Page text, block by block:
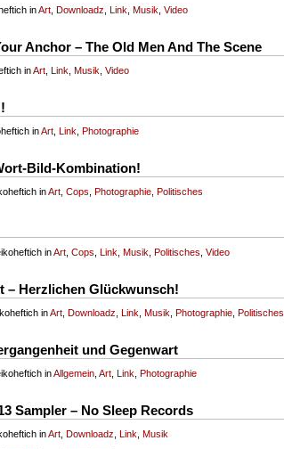
inArt Downloadz Link Musik Video
Anchor – The Old Men And The Scene
inArt Link Musik Video
inArt Link Photographie
Bild-Kombination!
inArt Cops Photographie Politisches
inArt Cops Link Musik Politisches Video
– Herzlichen Glückwunsch!
inArt Downloadz Link Musik Photographie Politisches
und Gegenwart
inAllgemein Art Link Photographie
Sampler – No Sleep Records
inArt Downloadz Link Musik